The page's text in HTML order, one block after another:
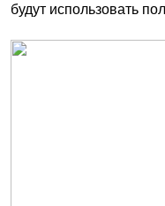
будут использовать